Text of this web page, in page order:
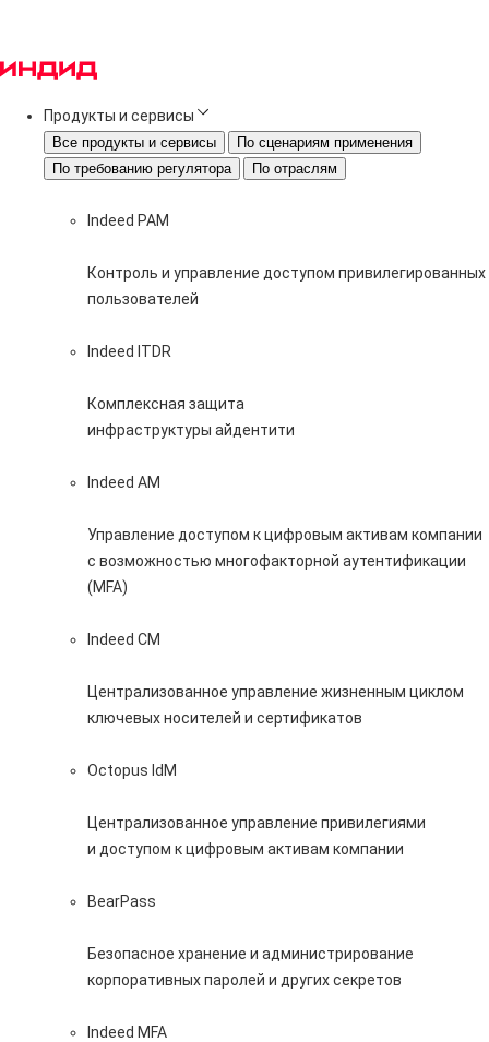
Продукты и сервисы
Все продукты и сервисы
По сценариям применения
По требованию регулятора
По отраслям
Indeed PAM
Контроль и управление доступом привилегированных
пользователей
Indeed ITDR
Комплексная защита
инфраструктуры айдентити
Indeed AM
Управление доступом к цифровым активам компании
с возможностью многофакторной аутентификации
(MFA)
Indeed CM
Централизованное управление жизненным циклом
ключевых носителей и сертификатов
Octopus IdM
Централизованное управление привилегиями
и доступом к цифровым активам компании
BearPass
Безопасное хранение и администрирование
корпоративных паролей и других секретов
Indeed MFA